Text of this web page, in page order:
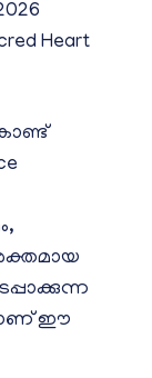
Heart
ഈ